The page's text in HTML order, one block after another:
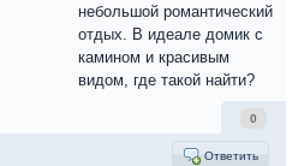
небольшой романтический
отдых. В идеале домик с
камином и красивым
видом, где такой найти?
0
Ответить